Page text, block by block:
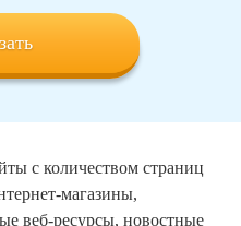
с количеством страниц
магазины,
веб-ресурсы, новостные